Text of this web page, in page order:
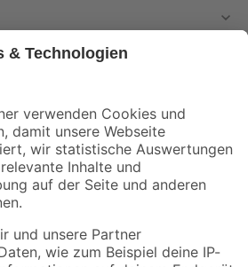
und Aktionen mehr verpassen!